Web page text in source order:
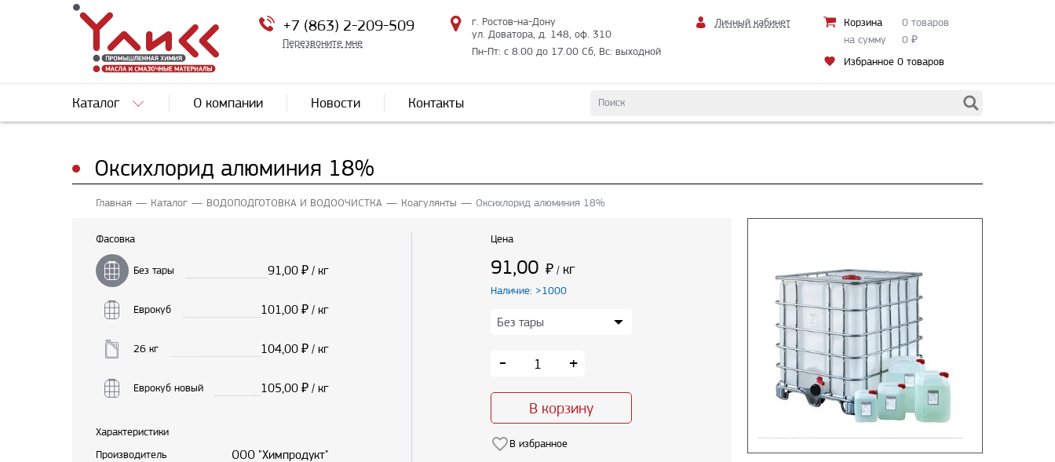
+7 (863) 2-209-509
Перезвоните мне
г. Ростов-на-Дону
ул. Доватора, д. 148, оф. 310
Пн-Пт: с 8.00 до 17.00 Сб, Вс: выходной
Личный кабинет Корзина
0 товаров
на сумму
0 ₽
Избранное0 товаров
Каталог О компании Новости Контакты
Оксихлорид алюминия 18%
Главная Каталог ВОДОПОДГОТОВКА И ВОДООЧИСТКА Коагулянты Оксихлорид алюминия 18%
Фасовка
Без тары 91,00 ₽ / кг
Еврокуб 101,00 ₽ / кг
26 кг 104,00 ₽ / кг
Еврокуб новый 105,00 ₽ / кг
Характеристики
Производитель
ООО "Химпродукт"
Цена
91,00 ₽ / кг
Наличие: >1000
- +
В корзину
В избранное